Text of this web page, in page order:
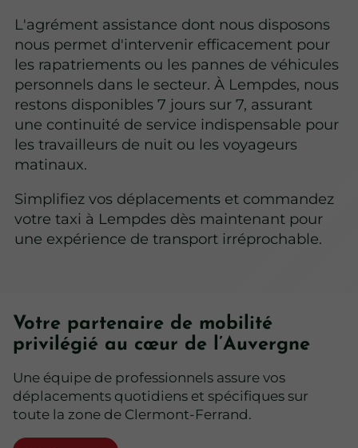
L'agrément assistance dont nous disposons
nous permet d'intervenir efficacement pour
les rapatriements ou les pannes de véhicules
personnels dans le secteur. À Lempdes, nous
restons disponibles 7 jours sur 7, assurant
une continuité de service indispensable pour
les travailleurs de nuit ou les voyageurs
matinaux.
Simplifiez vos déplacements et commandez
votre taxi à Lempdes dès maintenant pour
une expérience de transport irréprochable.
Votre partenaire de mobilité
privilégié au cœur de l’Auvergne
Une équipe de professionnels assure vos
déplacements quotidiens et spécifiques sur
toute la zone de Clermont-Ferrand.